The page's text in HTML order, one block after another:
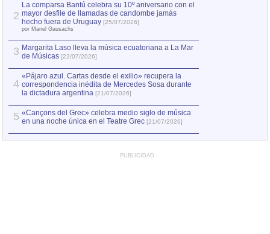
2
La comparsa Bantú celebra su 10º aniversario con el
mayor desfile de llamadas de candombe jamás
hecho fuera de Uruguay [25/07/2026]
por Manel Gausachs
3 Margarita Laso lleva la música ecuatoriana a La Mar
de Músicas [22/07/2026]
4
«Pájaro azul. Cartas desde el exilio» recupera la
correspondencia inédita de Mercedes Sosa durante
la dictadura argentina [21/07/2026]
5 «Cançons del Grec» celebra medio siglo de música
en una noche única en el Teatre Grec [21/07/2026]
PUBLICIDAD